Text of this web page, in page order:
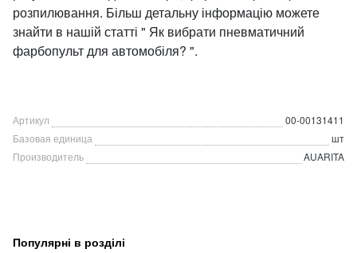
розпилювання. Більш детальну інформацію можете
знайти в нашій статті " Як вибрати пневматичний
фарбопульт для автомобіля? ".
Артикул
00-00131411
Базовая единица
шт
Производитель
AUARITA
Популярні в розділі